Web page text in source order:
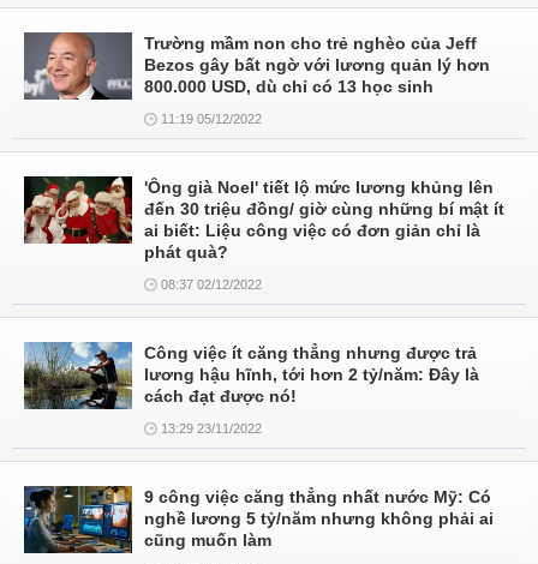
Trường mầm non cho trẻ nghèo của Jeff
Bezos gây bất ngờ với lương quản lý hơn
800.000 USD, dù chỉ có 13 học sinh
11:19 05/12/2022
'Ông già Noel' tiết lộ mức lương khủng lên
đến 30 triệu đồng/ giờ cùng những bí mật ít
ai biết: Liệu công việc có đơn giản chỉ là
phát quà?
08:37 02/12/2022
Công việc ít căng thẳng nhưng được trả
lương hậu hĩnh, tới hơn 2 tỷ/năm: Đây là
cách đạt được nó!
13:29 23/11/2022
9 công việc căng thẳng nhất nước Mỹ: Có
nghề lương 5 tỷ/năm nhưng không phải ai
cũng muốn làm